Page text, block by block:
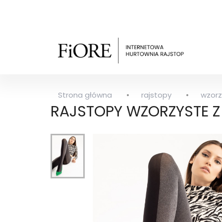
Strona główna rajstopy
RAJSTOPY WZORZYSTE